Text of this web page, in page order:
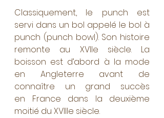
Classiquement, le punch est
servi dans un bol appelé le bol à
punch (punch bowl). Son histoire
remonte au XVIIe siècle. La
boisson est d’abord à la mode
en Angleterre avant de
connaître un grand succès
en France dans la deuxième
moitié du XVIIIe siècle.